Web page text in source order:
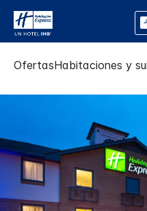
OfertasHabitaciones y